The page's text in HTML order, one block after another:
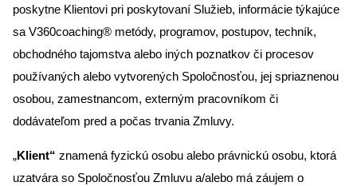
poskytne Klientovi pri poskytovaní Služieb, informácie týkajúce
sa V360coaching® metódy, programov, postupov, techník,
obchodného tajomstva alebo iných poznatkov či procesov
používaných alebo vytvorených Spoločnosťou, jej spriaznenou
osobou, zamestnancom, externým pracovníkom či
dodávateľom pred a počas trvania Zmluvy.
„Klient“ znamená fyzickú osobu alebo právnickú osobu, ktorá
uzatvára so Spoločnosťou Zmluvu a/alebo má záujem o